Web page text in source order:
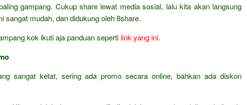
gampang. Cukup share lewat media sosial, lalu kita akan langsung
sangat mudah, dan didukung oleh 8share.
kok ikuti aja panduan seperti link yang ini.
sangat ketat, sering ada promo secara online, bahkan ada diskon